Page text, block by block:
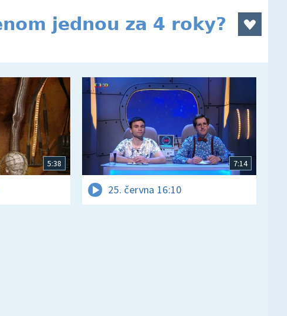
jednou za 4 roky?
5:38 7:14
25. června 16:10